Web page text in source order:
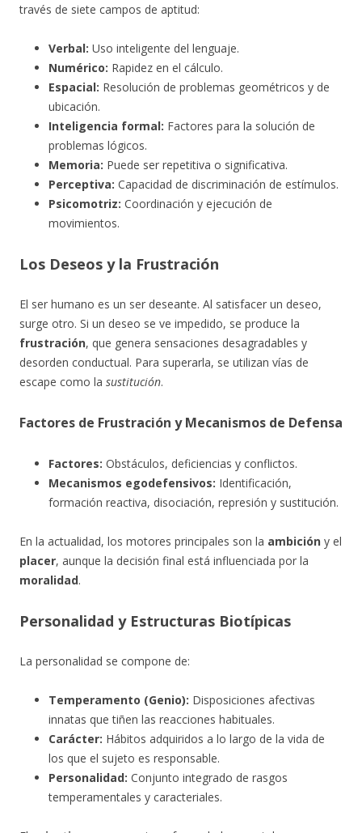
través de siete campos de aptitud:
Verbal: Uso inteligente del lenguaje.
Numérico: Rapidez en el cálculo.
Espacial: Resolución de problemas geométricos y de
ubicación.
Inteligencia formal: Factores para la solución de
problemas lógicos.
Memoria: Puede ser repetitiva o significativa.
Perceptiva: Capacidad de discriminación de estímulos.
Psicomotriz: Coordinación y ejecución de
movimientos.
Los Deseos y la Frustración
El ser humano es un ser deseante. Al satisfacer un deseo,
surge otro. Si un deseo se ve impedido, se produce la
frustración, que genera sensaciones desagradables y
desorden conductual. Para superarla, se utilizan vías de
escape como la sustitución.
Factores de Frustración y Mecanismos de Defensa
Factores: Obstáculos, deficiencias y conflictos.
Mecanismos egodefensivos: Identificación,
formación reactiva, disociación, represión y sustitución.
En la actualidad, los motores principales son la ambición y el
placer, aunque la decisión final está influenciada por la
moralidad.
Personalidad y Estructuras Biotípicas
La personalidad se compone de:
Temperamento (Genio): Disposiciones afectivas
innatas que tiñen las reacciones habituales.
Carácter: Hábitos adquiridos a lo largo de la vida de
los que el sujeto es responsable.
Personalidad: Conjunto integrado de rasgos
temperamentales y caracteriales.